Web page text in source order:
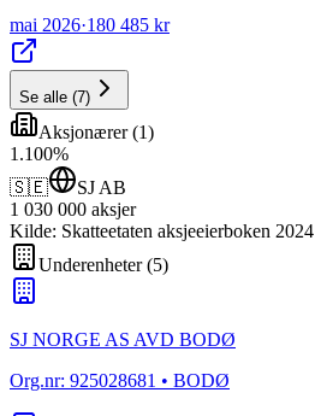
mai 2026·180 485 kr
Se alle (7)
Aksjonærer(1)
1 .100%
🇸🇪
SJ AB
1 030 000 aksjer
Kilde: Skatteetaten aksjeeierboken 2024
Underenheter(5)
SJ NORGE AS AVD BODØ
Org.nr: 925028681 • BODØ